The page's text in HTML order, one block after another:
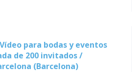
para bodas y eventos
de 200 invitados /
(Barcelona)